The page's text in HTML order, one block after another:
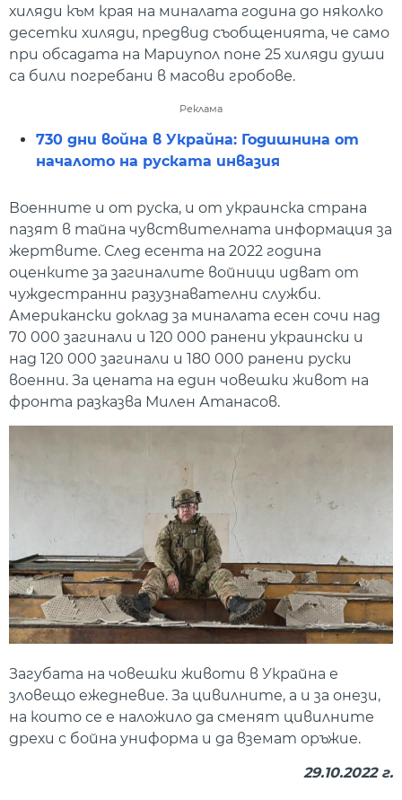
хиляди към края на миналата година до няколко
десетки хиляди, предвид съобщенията, че само
при обсадата на Мариупол поне 25 хиляди души
са били погребани в масови гробове.
Реклама
730 дни война в Украйна: Годишнина от
началото на руската инвазия
Военните и от руска, и от украинска страна
пазят в тайна чувствителната информация за
жертвите. След есента на 2022 година
оценките за загиналите войници идват от
чуждестранни разузнавателни служби.
Американски доклад за миналата есен сочи над
70 000 загинали и 120 000 ранени украински и
над 120 000 загинали и 180 000 ранени руски
военни. За цената на един човешки живот на
фронта разказва Милен Атанасов.
Загубата на човешки животи в Украйна е
зловещо ежедневие. За цивилните, а и за онези,
на които се е наложило да сменят цивилните
дрехи с бойна униформа и да вземат оръжие.
29.10.2022 г.